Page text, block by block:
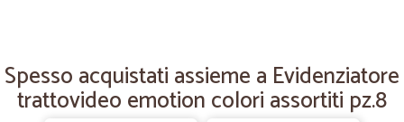
La merce arriva perfettamente imballata e confezionata in comode
scatole La consegna è veramente celere Ampia la scelta di prodotti
Personalmente sono molto soddisfatta e acquisterò ancora presso
Spesso acquistati assieme a Evidenziatore
trattovideo emotion colori assortiti pz.8